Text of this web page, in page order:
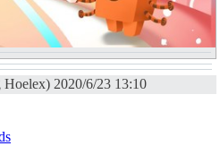
2020/6/23 13:10